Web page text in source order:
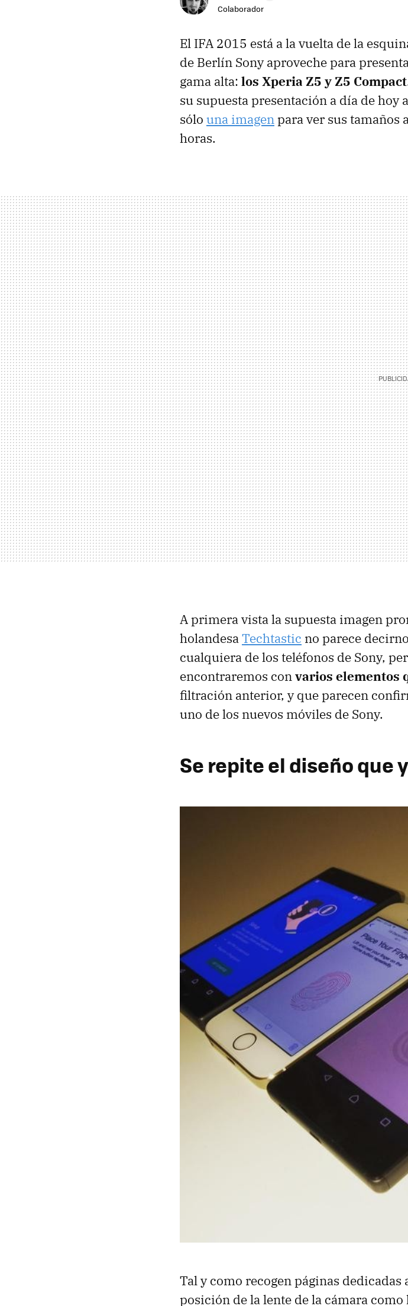
Colaborador
El IFA 2015 está a la vuelta de la
de Berlín Sony aproveche para
gama alta: los Xperia Z5 y Z5 Compact
su supuesta presentación a día de
sólo una imagenpara ver sus tamaños
horas.
A primera vista la supuesta imagen
holandesaTechtastic no parece
cualquiera de los teléfonos de Sony,
encontraremos convarios elementos
filtración anterior, y que parecen
uno de los nuevos móviles de Sony.
Se repite el diseño que
Tal y como recogen páginas dedicadas
posición de la lente de la cámara